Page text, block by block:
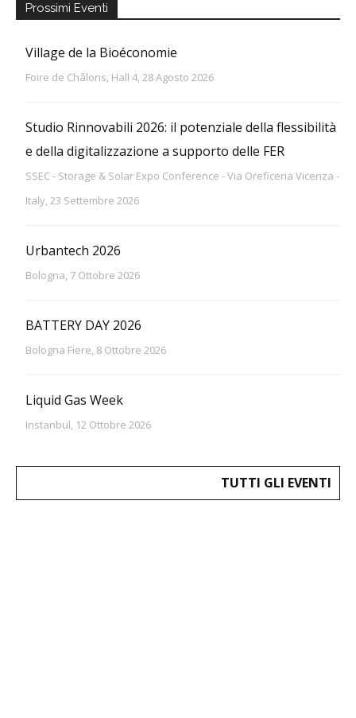
Prossimi Eventi
Village de la Bioéconomie
Foire de Châlons, Hall 4, 28 Agosto 2026
Studio Rinnovabili 2026: il potenziale della flessibilità
e della digitalizzazione a supporto delle FER
SSEC - Storage & Solar Expo Conference - Via Oreficeria Vicenza -
Italy, 23 Settembre 2026
Urbantech 2026
Bologna, 7 Ottobre 2026
BATTERY DAY 2026
Bologna Fiere, 8 Ottobre 2026
Liquid Gas Week
Instanbul, 12 Ottobre 2026
TUTTI GLI EVENTI